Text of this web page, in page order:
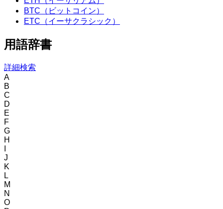
BTC（ビットコイン）
ETC（イーサクラシック）
用語辞書
詳細検索
A
B
C
D
E
F
G
H
J
K
L
M
N
O